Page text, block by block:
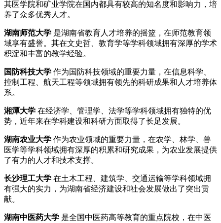
其医学院和矿业学院在国内都具有较高的知名度和影响力，培
养了众多优秀人才。
湖南师范大学 是湖南省教育人才培养的摇篮，在师范教育领
域享有盛誉。其在文史哲、教育学等学科领域拥有深厚的学术
积淀和丰富的教学经验。
国防科技大学 作为国防科技领域的重要力量，在信息科学、
控制工程、航天工程等领域拥有领先的科研成果和人才培养体
系。
湘潭大学 在经济学、管理学、法学等学科领域拥有独特的优
势，近年来在学科建设和科研方面取得了长足发展。
湖南农业大学 作为农业领域的重要力量，在农学、林学、兽
医学等学科领域拥有深厚的积累和研究成果，为农业发展提供
了有力的人才和技术支撑。
长沙理工大学 在土木工程、建筑学、交通运输等学科领域拥
有强大的实力，为湖南省经济建设和社会发展做出了突出贡
献。
湖南中医药大学 是全国中医药高等教育的重点院校，在中医